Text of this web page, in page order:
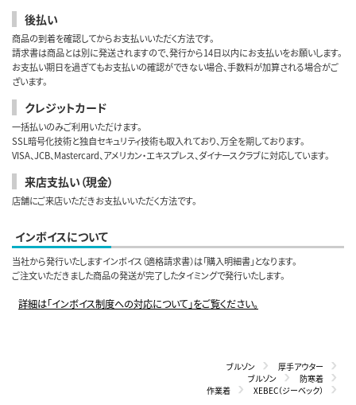
後払い
商品の到着を確認してからお支払いいただく方法です。
請求書は商品とは別に発送されますので、発行から14日以内にお支払いをお願いします。
お支払い期日を過ぎてもお支払いの確認ができない場合、手数料が加算される場合がご
ざいます。
クレジットカード
一括払いのみご利用いただけます。
SSL暗号化技術と独自セキュリティ技術も取入れており、万全を期しております。
VISA、JCB、Mastercard、アメリカン・エキスプレス、ダイナースクラブに対応しています。
来店支払い（現金）
店舗にご来店いただきお支払いいただく方法です。
インボイスについて
当社から発行いたしますインボイス（適格請求書）は「購入明細書」となります。
ご注文いただきました商品の発送が完了したタイミングで発行いたします。
詳細は「インボイス制度への対応について」をご覧ください。
ブルゾン
厚手アウター
ブルゾン
防寒着
作業着
XEBEC（ジーベック）